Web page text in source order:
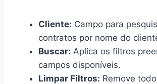
Cliente: Campo para
contratos por nome do
Buscar: Aplica os filtros
campos disponíveis.
Limpar Filtros: Remove